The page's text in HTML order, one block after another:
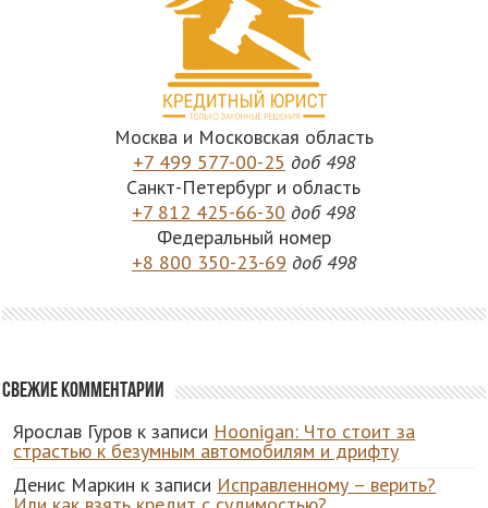
Москва и Московская область
+7 499 577-00-25 доб 498
Санкт-Петербург и область
+7 812 425-66-30 доб 498
Федеральный номер
+8 800 350-23-69 доб 498
Свежие комментарии
Ярослав Гуров к записи Hoonigan: Что стоит за
страстью к безумным автомобилям и дрифту
Денис Маркин к записи Исправленному – верить?